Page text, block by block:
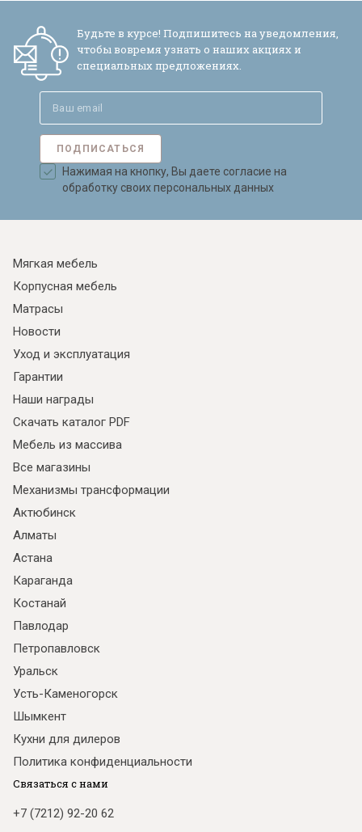
Будьте в курсе! Подпишитесь на уведомления,
чтобы вовремя узнать о наших акциях и
специальных предложениях.
ПОДПИСАТЬСЯ
Нажимая на кнопку, Вы даете согласие на
обработку своих персональных данных
Мягкая мебель
Корпусная мебель
Матрасы
Новости
Уход и эксплуатация
Гарантии
Наши награды
Скачать каталог PDF
Мебель из массива
Все магазины
Механизмы трансформации
Актюбинск
Алматы
Астана
Караганда
Костанай
Павлодар
Петропавловск
Уральск
Усть-Каменогорск
Шымкент
Кухни для дилеров
Политика конфиденциальности
Связаться с нами
+7 (7212) 92-20 62